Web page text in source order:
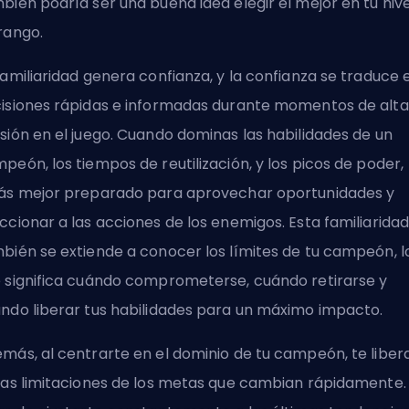
.
genera confianza, y la confianza se traduce
rápidas e informadas durante momentos de alta
en el juego. Cuando dominas las habilidades de un
los tiempos de reutilización, y los picos de poder,
mejor preparado para aprovechar oportunidades y
a las acciones de los enemigos. Esta familiaridad
se extiende a conocer los límites de tu campeón,
significa cuándo comprometerse, cuándo retirarse y
liberar tus habilidades para un máximo impacto.
al centrarte en el dominio de tu campeón, te
limitaciones de los metas que cambian rápidamente.